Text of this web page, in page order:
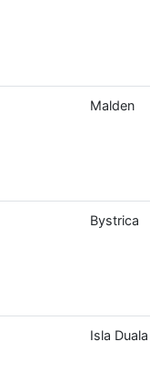
Malden
Bystrica
Isla Duala